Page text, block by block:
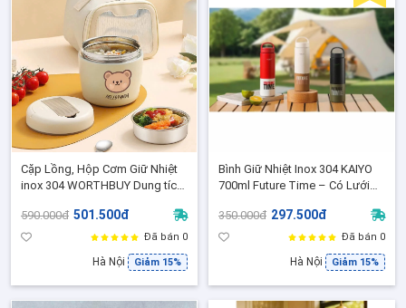
Cặp Lồng, Hộp Cơm Giữ Nhiệt
inox 304 WORTHBUY Dung tích
nhiệt 6-8H)
590.000đ 501.500đ
Đã bán 0
Hà Nội Giảm 15%
Bình Giữ Nhiệt Inox 304 KAIYO
700ml Future Time – Có Lưới
12H
350.000đ 297.500đ
Đã bán 0
Hà Nội Giảm 15%